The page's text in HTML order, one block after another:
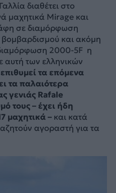
διαθέτει στο
μαχητικά Mirage και
σε διαμόρφωση
και ακόμη
2000-5F η
αυτή των ελληνικών
τα επόμενα
τα παλαιότερα
γενιάς Rafale
τους – έχει ήδη
μαχητικά –και κατά
αγοραστή για τα